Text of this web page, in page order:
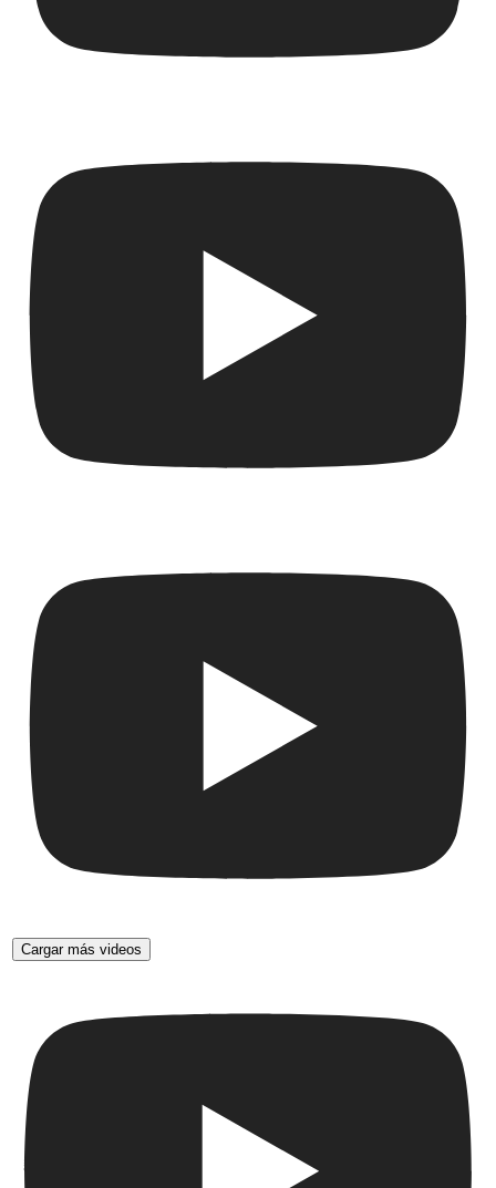
Cargar más videos